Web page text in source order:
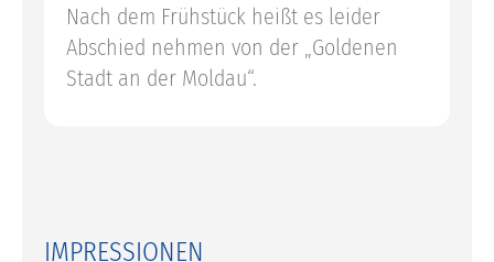
Nach dem Frühstück heißt es leider
Abschied nehmen von der „Goldenen
Stadt an der Moldau“.
IMPRESSIONEN